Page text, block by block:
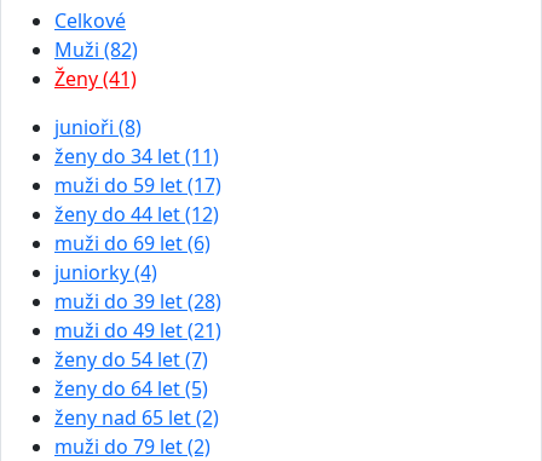
Celkové
Muži (82)
Ženy (41)
junioři (8)
ženy do 34 let (11)
muži do 59 let (17)
ženy do 44 let (12)
muži do 69 let (6)
juniorky (4)
muži do 39 let (28)
muži do 49 let (21)
ženy do 54 let (7)
ženy do 64 let (5)
ženy nad 65 let (2)
muži do 79 let (2)